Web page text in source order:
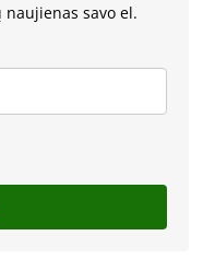
savo el.